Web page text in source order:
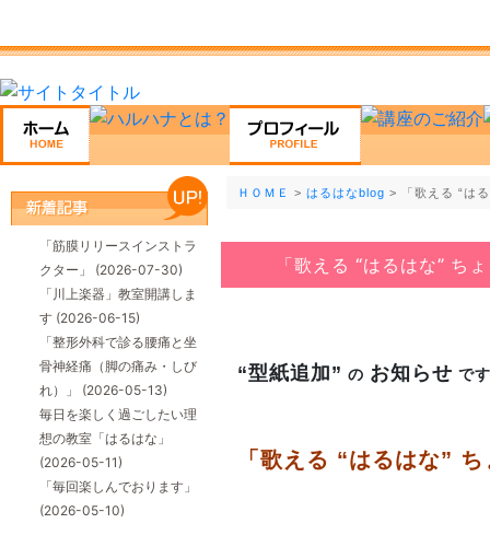
ＨＯＭＥ > はるはなblog > 「歌える “は
「歌える “はるはな” ち
“型紙追加” の お知らせ です
「歌える “はるはな”
「筋膜リリースインストラ
クター」 (2026-07-30)
「川上楽器」教室開講しま
す (2026-06-15)
「整形外科で診る腰痛と坐
骨神経痛（脚の痛み・しび
れ）」 (2026-05-13)
毎日を楽しく過ごしたい理
想の教室「はるはな」
(2026-05-11)
「毎回楽しんでおります」
(2026-05-10)